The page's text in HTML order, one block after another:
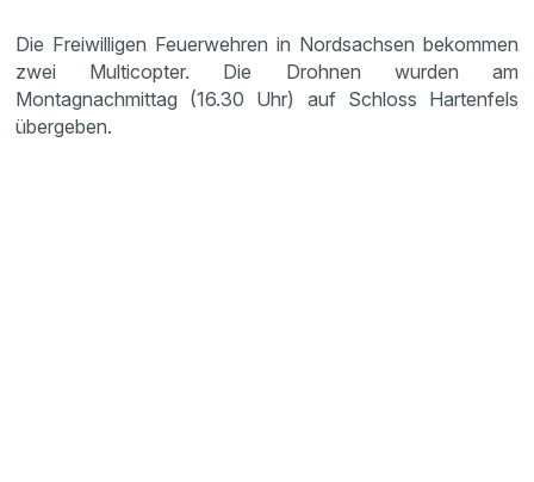
Die Freiwilligen Feuerwehren in Nordsachsen bekommen
zwei Multicopter. Die Drohnen wurden am
Montagnachmittag (16.30 Uhr) auf Schloss Hartenfels
übergeben.